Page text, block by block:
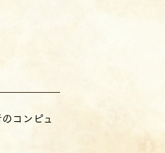
コンピュ